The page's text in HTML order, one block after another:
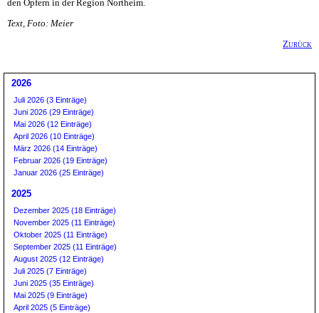
den Opfern in der Region Northeim.
Text, Foto: Meier
Zurück
2026
Juli 2026 (3 Einträge)
Juni 2026 (29 Einträge)
Mai 2026 (12 Einträge)
April 2026 (10 Einträge)
März 2026 (14 Einträge)
Februar 2026 (19 Einträge)
Januar 2026 (25 Einträge)
2025
Dezember 2025 (18 Einträge)
November 2025 (11 Einträge)
Oktober 2025 (11 Einträge)
September 2025 (11 Einträge)
August 2025 (12 Einträge)
Juli 2025 (7 Einträge)
Juni 2025 (35 Einträge)
Mai 2025 (9 Einträge)
April 2025 (5 Einträge)